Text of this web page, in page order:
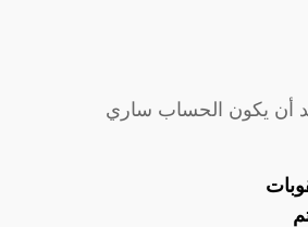
أن يكون الحساب ساري